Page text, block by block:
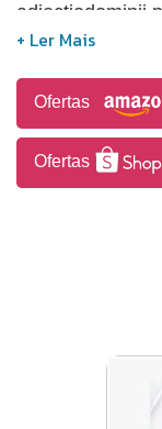
adjectiodominii
sequência,
jeito que entra
adquirir.
alguém. O novo
suplantado por
jurídico, temos
Fundiária, são
em
rural. Pela
Ofertas
Ofertas